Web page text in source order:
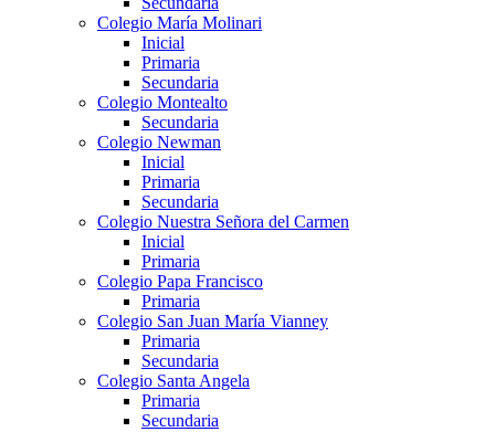
Colegio María Molinari
Inicial
Primaria
Secundaria
Colegio Montealto
Secundaria
Colegio Newman
Inicial
Primaria
Secundaria
Colegio Nuestra Señora del Carmen
Inicial
Primaria
Colegio Papa Francisco
Primaria
Colegio San Juan María Vianney
Primaria
Secundaria
Colegio Santa Angela
Primaria
Secundaria